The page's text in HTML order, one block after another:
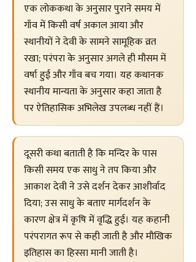
एक लोककथा के अनुसार पुराने समय में
गाँव में किसी वर्ष अकाल आया और
स्थानीयों ने देवी के सामने सामूहिक व्रत
रखा; परंपरा के अनुसार अगले ही मौसम में
वर्षा हुई और गाँव बच गया। यह कथानक
स्थानीय मान्यता के अनुसार कहा जाता है
पर ऐतिहासिक अभिलेख उपलब्ध नहीं हैं।
दूसरी कथा बताती है कि मन्दिर के पास
किसी समय एक साधु ने तप किया और
आकाश देवी ने उसे दर्शन देकर आशीर्वाद
दिया; उस साधु के बताए मार्गदर्शन के
कारण क्षेत्र में कृषि में वृद्धि हुई। यह कहानी
परंपरागत रूप से कही जाती है और मौखिक
इतिहास का हिस्सा मानी जाती है।